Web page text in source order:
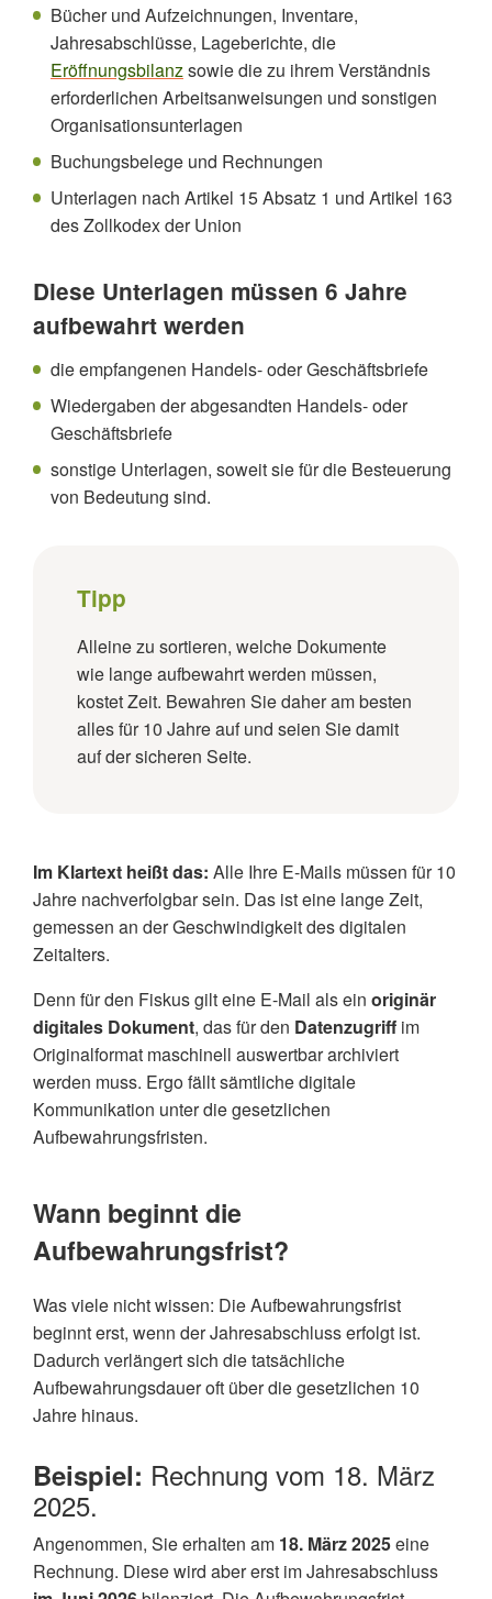
Bücher und Aufzeichnungen, Inventare,
Jahresabschlüsse, Lageberichte, die
Eröffnungsbilanzsowie die zu ihrem Verständnis
erforderlichen Arbeitsanweisungen und sonstigen
Organisationsunterlagen
Buchungsbelege und Rechnungen
Unterlagen nach Artikel 15 Absatz 1 und Artikel 163
des Zollkodex der Union
Diese Unterlagen müssen 6 Jahre
aufbewahrt werden
die empfangenen Handels- oder Geschäftsbriefe
Wiedergaben der abgesandten Handels- oder
Geschäftsbriefe
sonstige Unterlagen, soweit sie für die Besteuerung
von Bedeutung sind.
Tipp
Alleine zu sortieren, welche Dokumente
wie lange aufbewahrt werden müssen,
kostet Zeit. Bewahren Sie daher am besten
alles für 10 Jahre auf und seien Sie damit
auf der sicheren Seite.
Im Klartext heißt das: Alle Ihre E-Mails müssen für 10
Jahre nachverfolgbar sein. Das ist eine lange Zeit,
gemessen an der Geschwindigkeit des digitalen
Zeitalters.
Denn für den Fiskus gilt eine E-Mail als ein originär
digitales Dokument, das für den Datenzugriff im
Originalformat maschinell auswertbar archiviert
werden muss. Ergo fällt sämtliche digitale
Kommunikation unter die gesetzlichen
Aufbewahrungsfristen.
Wann beginnt die
Aufbewahrungsfrist?
Was viele nicht wissen: Die Aufbewahrungsfrist
beginnt erst, wenn der Jahresabschluss erfolgt ist.
Dadurch verlängert sich die tatsächliche
Aufbewahrungsdauer oft über die gesetzlichen 10
Jahre hinaus.
Beispiel: Rechnung vom 18. März
2025.
Angenommen, Sie erhalten am 18. März 2025eine
Rechnung. Diese wird aber erst im Jahresabschluss